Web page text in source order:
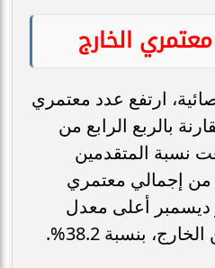
الخارج
ارتفع عدد معتمري
26.2% مقارنة بالربع الرابع من
نسبة المتقدمين
بتأشيرة 64.7% من إجمالي معتمري
أعلى معدل
بنسبة 38.2%.